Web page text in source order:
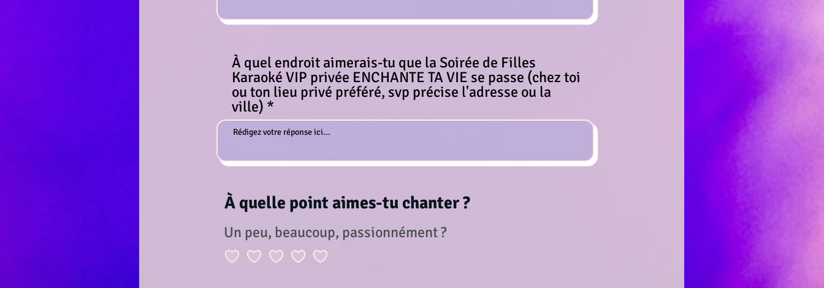
À quel endroit aimerais-tu que la Soirée de Filles
Karaoké VIP privée ENCHANTE TA VIE se passe (chez toi
ou ton lieu privé préféré, svp précise l'adresse ou la
ville)
À quelle point aimes-tu chanter ?
Un peu, beaucoup, passionnément ?